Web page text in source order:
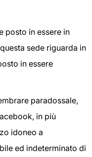
posto in essere in
sede riguarda in
in essere
paradossale,
in più
idoneo a
ed indeterminato di